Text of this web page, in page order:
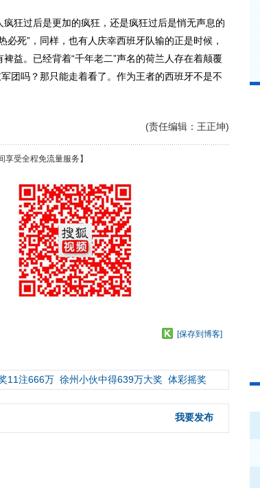
过后是更加的疯狂，还是疯狂过后是悄无声息的
死”，同样，也有人庆幸西班牙队输的正是时候，
益。已经背着“千年老二”声名的荷兰人存在着颠覆
团吗？那只能走着看了。作为王者的西班牙不是不
(责任编辑：王正坤)
受全程免流量服务】
[保存到博客]
11注666万 徐州小伙中得639万大奖 体彩摇奖
我要发布